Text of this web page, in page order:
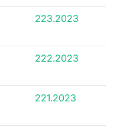
223.2023
222.2023
221.2023